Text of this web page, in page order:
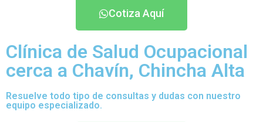
Cotiza Aquí
Clínica de Salud Ocupacional
cerca a Chavín, Chincha Alta
Resuelve todo tipo de consultas y dudas con nuestro
equipo especializado.